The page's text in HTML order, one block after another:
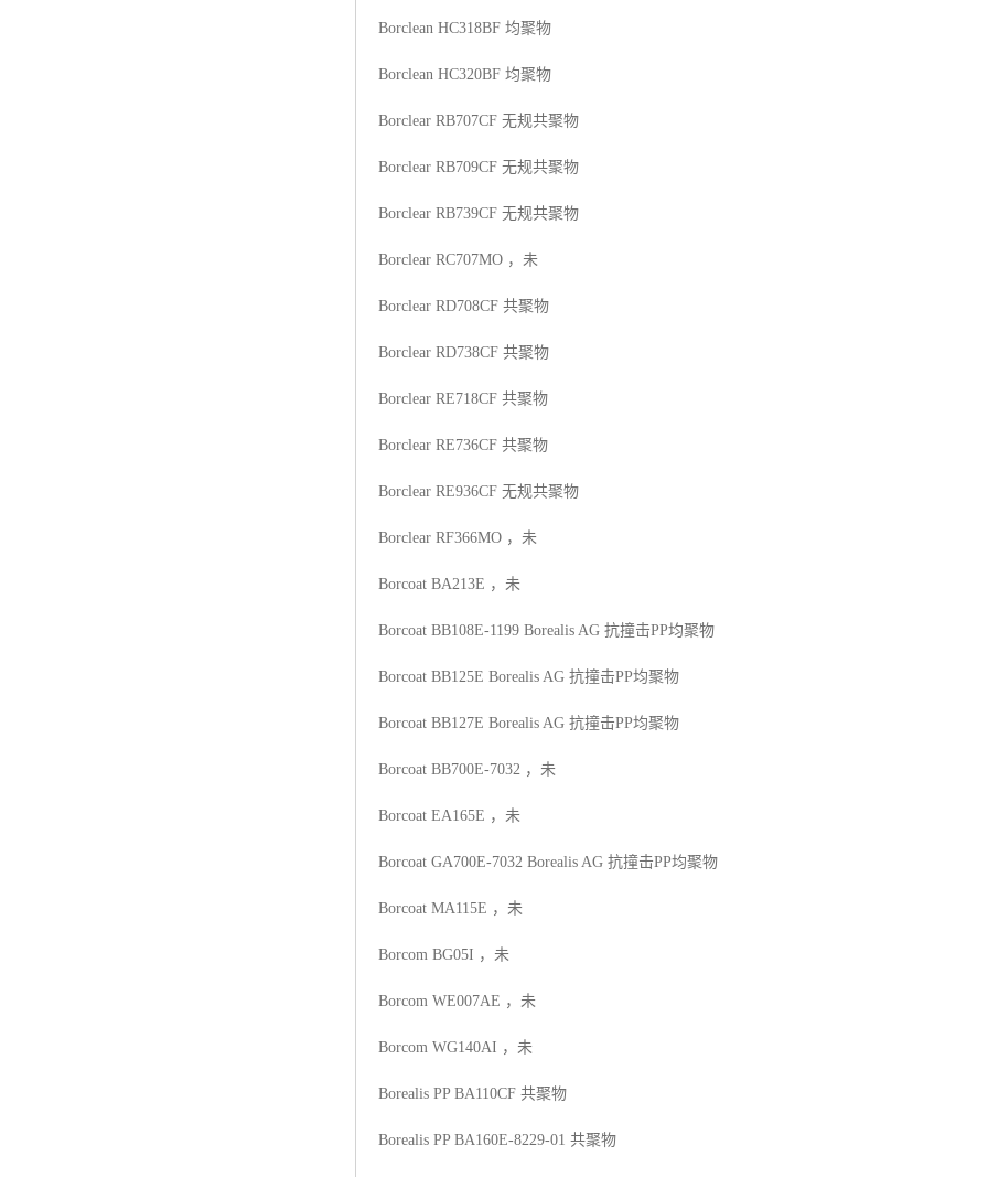
Borclean HC318BF 均聚物
Borclean HC320BF 均聚物
Borclear RB707CF 无规共聚物
Borclear RB709CF 无规共聚物
Borclear RB739CF 无规共聚物
Borclear RC707MO ，未
Borclear RD708CF 共聚物
Borclear RD738CF 共聚物
Borclear RE718CF 共聚物
Borclear RE736CF 共聚物
Borclear RE936CF 无规共聚物
Borclear RF366MO ，未
Borcoat BA213E ，未
Borcoat BB108E-1199 Borealis AG 抗撞击PP均聚物
Borcoat BB125E Borealis AG 抗撞击PP均聚物
Borcoat BB127E Borealis AG 抗撞击PP均聚物
Borcoat BB700E-7032 ，未
Borcoat EA165E ，未
Borcoat GA700E-7032 Borealis AG 抗撞击PP均聚物
Borcoat MA115E ，未
Borcom BG05I ，未
Borcom WE007AE ，未
Borcom WG140AI ，未
Borealis PP BA110CF 共聚物
Borealis PP BA160E-8229-01 共聚物